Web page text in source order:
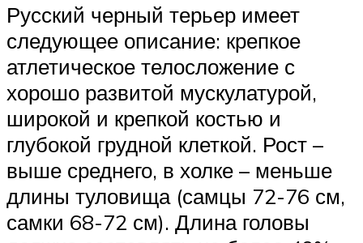
Русский черный терьер имеет
следующее описание: крепкое
атлетическое телосложение с
хорошо развитой мускулатурой,
широкой и крепкой костью и
глубокой грудной клеткой. Рост –
выше среднего, в холке – меньше
длины туловища (самцы 72-76 см,
самки 68-72 см). Длина головы